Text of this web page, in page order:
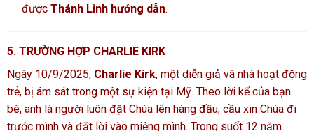
được Thánh Linh hướng dẫn.
5. TRƯỜNG HỢP CHARLIE KIRK
Ngày 10/9/2025, Charlie Kirk, một diễn giả và nhà hoạt động
trẻ, bị ám sát trong một sự kiện tại Mỹ. Theo lời kể của bạn
bè, anh là người luôn đặt Chúa lên hàng đầu, cầu xin Chúa đi
trước mình và đặt lời vào miệng mình. Trong suốt 12 năm